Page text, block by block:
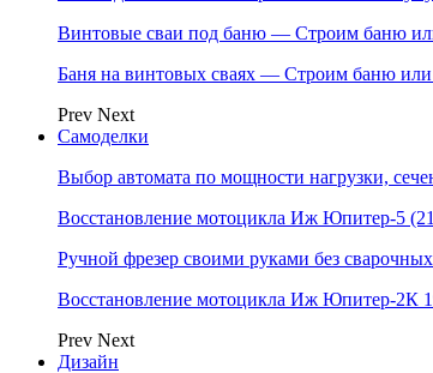
Винтовые сваи под баню — Строим баню
Баня на винтовых сваях — Строим баню или
Prev Next
Самоделки
Выбор автомата по мощности нагрузки,
Восстановление мотоцикла Иж Юпитер-5
Ручной фрезер своими руками без
Восстановление мотоцикла Иж Юпитер-2К
Prev Next
Дизайн